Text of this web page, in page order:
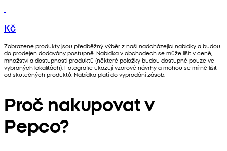
Kč
Zobrazené produkty jsou předběžný výběr z naší nadcházející nabídky a budou
do prodejen dodávány postupně. Nabídka v obchodech se může lišit v ceně,
množství a dostupnosti produktů (některé položky budou dostupné pouze ve
vybraných lokalitách). Fotografie ukazují vzorové návrhy a mohou se mírně lišit
od skutečných produktů. Nabídka platí do vyprodání zásob.
Proč nakupovat v
Pepco?